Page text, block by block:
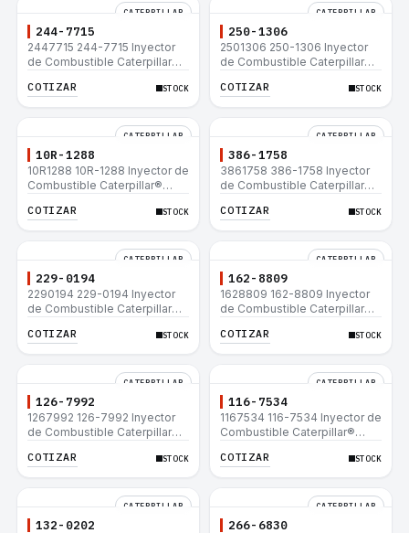
CATERPILLAR
244-7715
2447715 244-7715 Inyector
de Combustible Caterpillar®
980H
COTIZAR STOCK
CATERPILLAR
250-1306
2501306 250-1306 Inyector
de Combustible Caterpillar®
3516C 854G 992G
COTIZAR STOCK
CATERPILLAR
10R-1288
10R1288 10R-1288 Inyector de
Combustible Caterpillar®
3516C 854G 992G
COTIZAR STOCK
CATERPILLAR
386-1758
3861758 386-1758 Inyector
de Combustible Caterpillar®
3516C 854G 992G
COTIZAR STOCK
CATERPILLAR
229-0194
2290194 229-0194 Inyector
de Combustible Caterpillar®
3516C 854G 992G
COTIZAR STOCK
CATERPILLAR
162-8809
1628809 162-8809 Inyector
de Combustible Caterpillar®
3516C 854G 992G
COTIZAR STOCK
CATERPILLAR
126-7992
1267992 126-7992 Inyector
de Combustible Caterpillar®
3516C 854G 992G
COTIZAR STOCK
CATERPILLAR
116-7534
1167534 116-7534 Inyector de
Combustible Caterpillar®
3516C 854G 992G
COTIZAR STOCK
CATERPILLAR
132-0202
CATERPILLAR
266-6830